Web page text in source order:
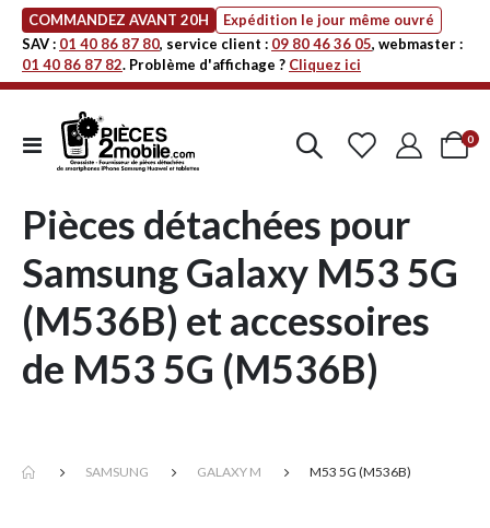
COMMANDEZ AVANT 20H
Expédition le jour même ouvré
SAV : 01 40 86 87 80, service client : 09 80 46 36 05, webmaster :
01 40 86 87 82. Problème d'affichage ? Cliquez ici
Affichage
navigation
Cart
0
Pièces détachées pour
Samsung Galaxy M53 5G
(M536B) et accessoires
de M53 5G (M536B)
SAMSUNG GALAXY M M53 5G (M536B)